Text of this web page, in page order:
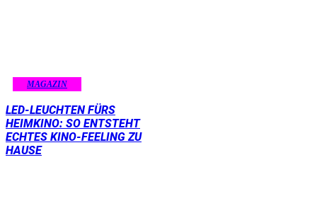
MAGAZIN
LED-LEUCHTEN FÜRS
HEIMKINO: SO ENTSTEHT
ECHTES KINO-FEELING ZU
HAUSE